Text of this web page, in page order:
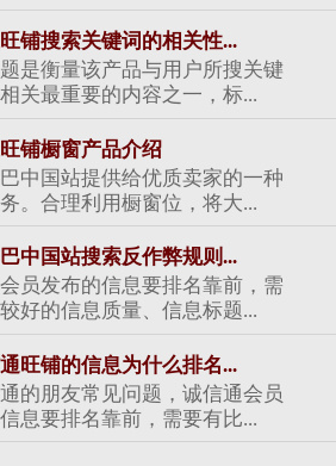
铺搜索关键词的相关性...
是衡量该产品与用户所搜关键
关最重要的内容之一，标...
铺橱窗产品介绍
中国站提供给优质卖家的一种
。合理利用橱窗位，将大...
中国站搜索反作弊规则...
员发布的信息要排名靠前，需
好的信息质量、信息标题...
旺铺的信息为什么排名...
的朋友常见问题，诚信通会员
息要排名靠前，需要有比...